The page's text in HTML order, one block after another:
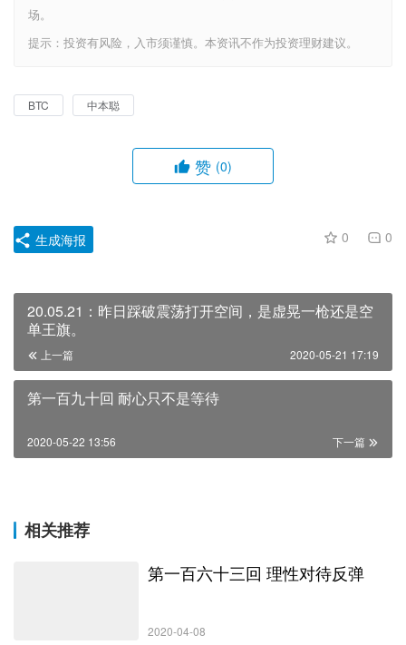
场。
提示：投资有风险，入市须谨慎。本资讯不作为投资理财建议。
BTC 中本聪
赞 (0)
0 0
生成海报
20.05.21：昨日踩破震荡打开空间，是虚晃一枪还是空
单王旗。
上一篇 2020-05-21 17:19
第一百九十回 耐心只不是等待
下一篇
2020-05-22 13:56
相关推荐
第一百六十三回 理性对待反弹
2020-04-08